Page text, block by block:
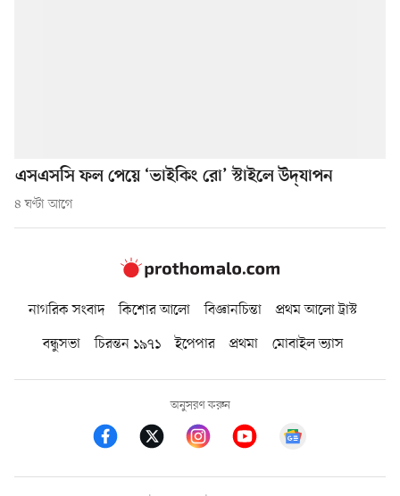
এসএসসি ফল পেয়ে ‘ভাইকিং রো’ স্টাইলে উদ্‌যাপন
৪ ঘণ্টা আগে
নাগরিক সংবাদ কিশোর আলো বিজ্ঞানচিন্তা
প্রথম আলো ট্রাস্ট
বন্ধুসভা
চিরন্তন ১৯৭১ ইপেপার প্রথমা মোবাইল ভ্যাস
অনুসরণ করুন